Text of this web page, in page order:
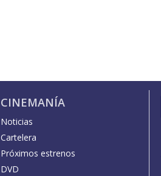
CINEMANÍA
Noticias
Cartelera
Próximos estrenos
DVD